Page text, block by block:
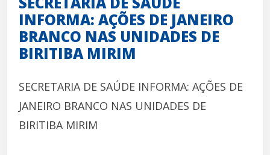
INFORMA: AÇÕES DE JANEIRO
BRANCO NAS UNIDADES DE
BIRITIBA MIRIM
SECRETARIA DE SAÚDE INFORMA: AÇÕES DE
JANEIRO BRANCO NAS UNIDADES DE
BIRITIBA MIRIM